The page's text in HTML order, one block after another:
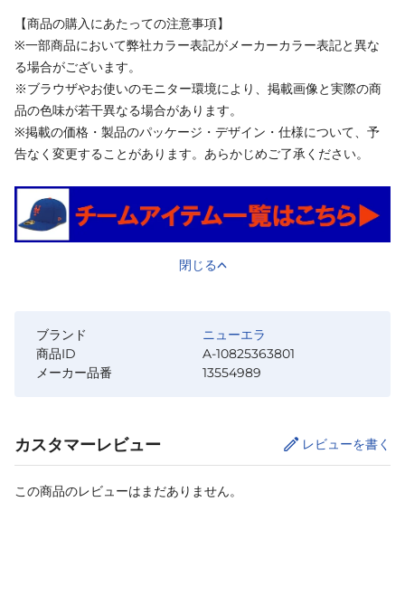
【商品の購入にあたっての注意事項】
※一部商品において弊社カラー表記がメーカーカラー表記と異な
る場合がございます。
※ブラウザやお使いのモニター環境により、掲載画像と実際の商
品の色味が若干異なる場合があります。
※掲載の価格・製品のパッケージ・デザイン・仕様について、予
告なく変更することがあります。あらかじめご了承ください。
閉じる
ブランド
ニューエラ
商品ID
A-10825363801
メーカー品番
13554989
カスタマーレビュー レビューを書く
この商品のレビューはまだありません。